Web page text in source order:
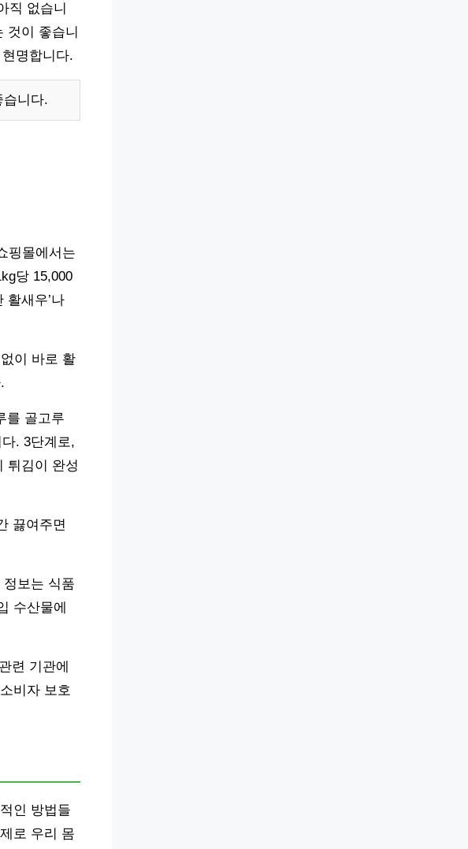
직 없습니
것이 좋습니
명합니다.
니다.
핑몰에서는
당 15,000
활새우’나
이 바로 활
를 골고루
. 3단계로,
튀김이 완성
끓여주면
보는 식품
수산물에
련 기관에
비자 보호
인 방법들
로 우리 몸